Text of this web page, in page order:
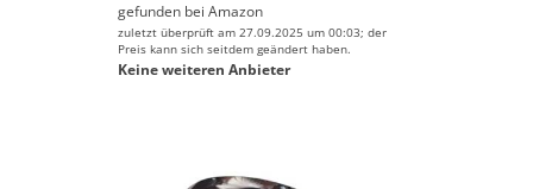
gefunden bei Amazon
zuletzt überprüft am 27.09.2025 um 00:03; der
Preis kann sich seitdem geändert haben.
Keine weiteren Anbieter